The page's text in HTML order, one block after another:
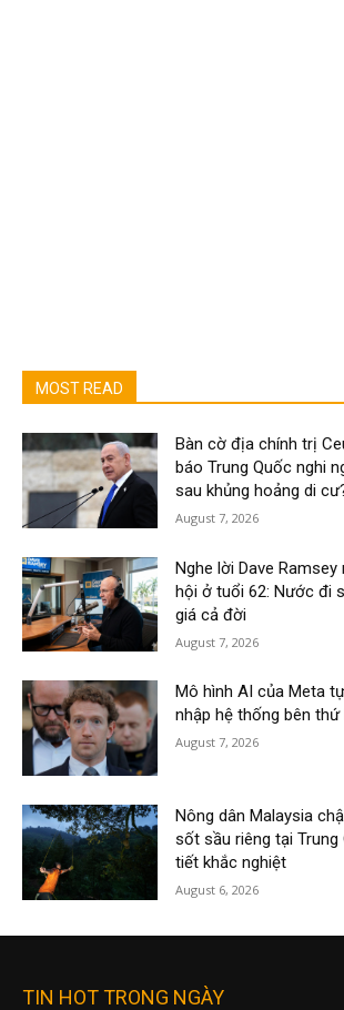
MOST READ
Bàn cờ địa chính trị
báo Trung Quốc nghi
sau khủng hoảng di
August 7, 2026
Nghe lời Dave
hội ở tuổi 62: Nước đi
giá cả đời
August 7, 2026
Mô hình AI của Meta
nhập hệ thống bên thứ
August 7, 2026
Nông dân Malaysia
sốt sầu riêng tại
tiết khắc nghiệt
August 6, 2026
TIN HOT TRONG NGÀY